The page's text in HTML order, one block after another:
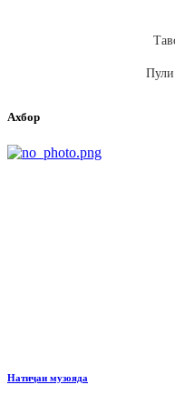
Пули
Ахбор
Натиҷаи музояда